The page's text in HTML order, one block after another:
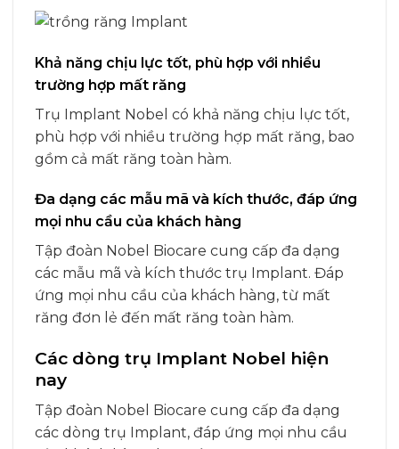
Khả năng chịu lực tốt, phù hợp với nhiều
trường hợp mất răng
Trụ Implant Nobel có khả năng chịu lực tốt,
phù hợp với nhiều trường hợp mất răng, bao
gồm cả mất răng toàn hàm.
Đa dạng các mẫu mã và kích thước, đáp ứng
mọi nhu cầu của khách hàng
Tập đoàn Nobel Biocare cung cấp đa dạng
các mẫu mã và kích thước trụ Implant. Đáp
ứng mọi nhu cầu của khách hàng, từ mất
răng đơn lẻ đến mất răng toàn hàm.
Các dòng trụ Implant Nobel hiện
nay
Tập đoàn Nobel Biocare cung cấp đa dạng
các dòng trụ Implant, đáp ứng mọi nhu cầu